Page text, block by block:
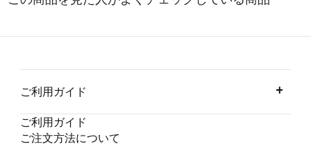
ご利用ガイド
ご利用ガイド
ご注文方法について